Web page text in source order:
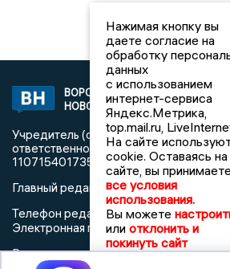
ВОРОНЕЖСКИЕ
НОВОСТИ
2019 ©
«Воронежские
Учредитель (соучредители):
ответственностью
1107154017354)
Главный редактор: Пирогов А.А.
Телефон редакции: +7 (473) 262 77 92
Электронная почта редакции:
Регистрационный номер: серия Эл №
Нажимая кнопку вы
даете согласие на
обработку
данных
с использованием
интернет-сервиса
Яндекс.Метрика,
top.mail.ru,
На сайте
cookie. Оставаясь на
сайте, вы принимаете
все условия
использования.
Вы можете
или отклонить и
покинуть сайт